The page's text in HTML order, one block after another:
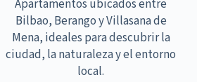
Apartamentos ubicados entre
Bilbao, Berango y Villasana de
Mena, ideales para descubrir la
ciudad, la naturaleza y el entorno
local.